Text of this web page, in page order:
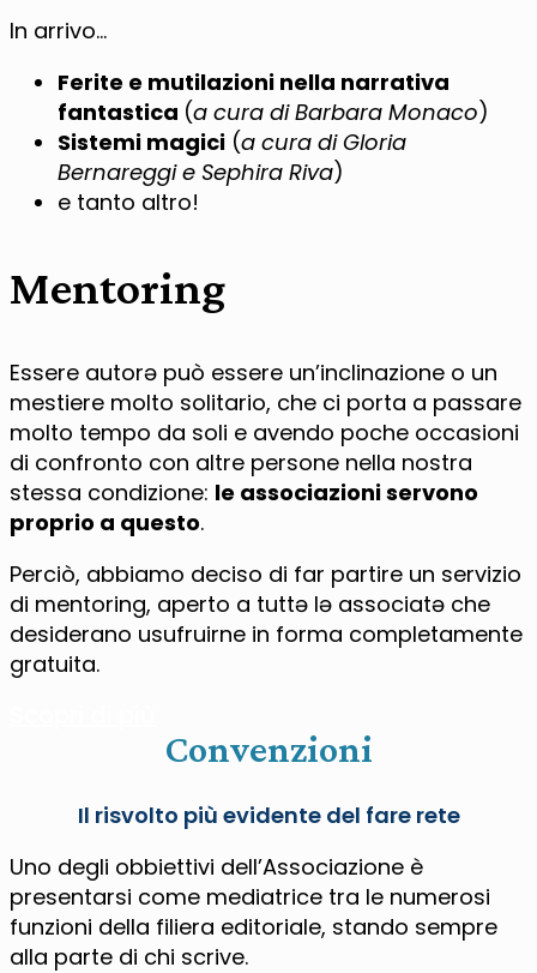
In arrivo…
Ferite e mutilazioni nella narrativa
fantastica (a cura di Barbara Monaco)
Sistemi magici (a cura di Gloria
Bernareggi e Sephira Riva)
e tanto altro!
Mentoring
Essere autorə può essere un’inclinazione o un
mestiere molto solitario, che ci porta a passare
molto tempo da soli e avendo poche occasioni
di confronto con altre persone nella nostra
stessa condizione: le associazioni servono
proprio a questo.
Perciò, abbiamo deciso di far partire un servizio
di mentoring, aperto a tuttə lə associatə che
desiderano usufruirne in forma completamente
gratuita.
Convenzioni
Il risvolto più evidente del fare rete
Uno degli obbiettivi dell’Associazione è
presentarsi come mediatrice tra le numerosi
funzioni della filiera editoriale, stando sempre
alla parte di chi scrive.